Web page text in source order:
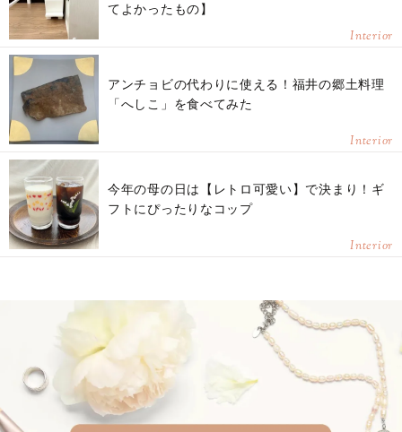
てよかったもの】
Interior
アンチョビの代わりに使える！福井の郷土料理
「へしこ」を食べてみた
Interior
今年の母の日は【レトロ可愛い】で決まり！ギ
フトにぴったりなコップ
Interior